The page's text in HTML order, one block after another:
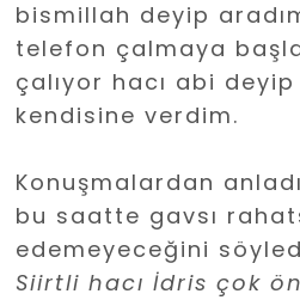
bismillah deyip
telefon çalmaya
çalıyor hacı abi
kendisine verdim.
Konuşmalardan
bu saatte gavsı
edemeyeceğini
Siirtli hacıİdris çok